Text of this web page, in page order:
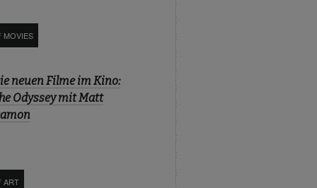
MOVIES
neuen Filme im Kino:
Odyssey mit Matt
ART